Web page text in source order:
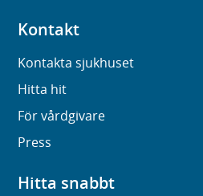
Kontakt
Kontakta sjukhuset
Hitta hit
För vårdgivare
Press
Hitta snabbt